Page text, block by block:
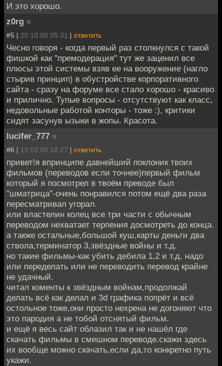
И это хорошо.
z0rg »
#5 | 20.10.08 05:31 | ответить
Чесно говоря - когда первый раз столкнулся с такой
фишкой как "премодерация" тут же заценил все
плюсы этой системы взяв ее на вооружение (нагло
стырив принцип) в обустройстве корпоративного
сайта - сразу на форуме все стало хорошо - красиво
и прилично. Тупые вопросы - отсутствуют как класс,
недовольные работой конторы - тоже :), критики
сидят засунув ызыки в жопы. Красота.
lucifer_777 »
#6 | 19.03.09 18:27 | ответить
привет!я впринципе давнейший поклоник твоих
фильмов (переводов если точнее)первый фильм
который я посмотрел в твоём преводе был
"шматрица"-очень понравился потом ещё два раза
пересматривал угорал.
или властелин колец все три части с обычным
переводом нехватает терпения досмотреть до конца.
а также остальные,большой куш,карты деньги два
ствола,терминатор 3,звёздные войны и т.д.
но такие фильмы-как убить дебила 1,2 и т.д. надо
или переделать или не переводить перевод крайне
не удачный.
читал коменты к звёздным войнам,продолжай
делать всё как делал и 3d графика попрёт и всё
остольное тоже,они просто нехрена не догоняют что
это пародия а не тобой отснятый фильм.
и ещё я весь сайт облазил так и не нашёл где
скачать фильмы в смешном переводе.скажи здесь
их вообще можно скачать,если да,то конкретно путь
укажи.